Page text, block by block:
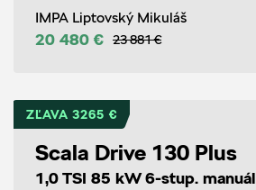
IMPA Liptovský Mikuláš
20 480 € 23 881 €
ZĽAVA 3265 €
Scala Drive 130 Plus
1,0 TSI 85 kW 6-stup. manuál